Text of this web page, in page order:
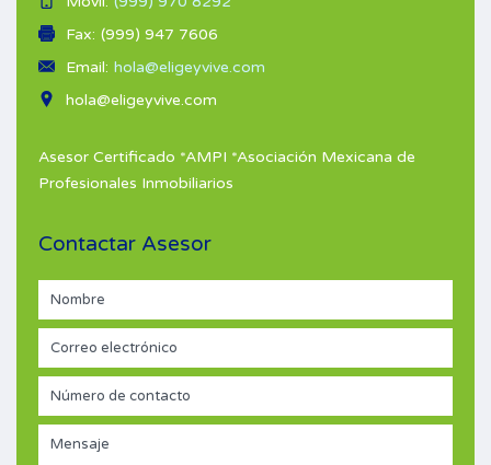
Fax: (999) 947 7606
Email: hola@eligeyvive.com
hola@eligeyvive.com
Asesor Certificado *AMPI *Asociación Mexicana de
Profesionales Inmobiliarios
Contactar Asesor